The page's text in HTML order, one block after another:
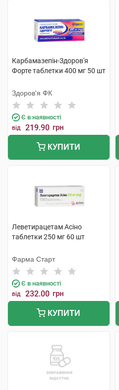
Карбамазепін-Здоров'я
Форте таблетки 400 мг 50 шт
Здоров'я ФК
Є в наявності
від 219.90 грн
КУПИТИ
Леветирацетам Асіно
таблетки 250 мг 60 шт
Фарма Старт
Є в наявності
від 232.00 грн
КУПИТИ